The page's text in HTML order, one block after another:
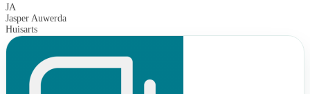
JA
Jasper Auwerda
Huisarts